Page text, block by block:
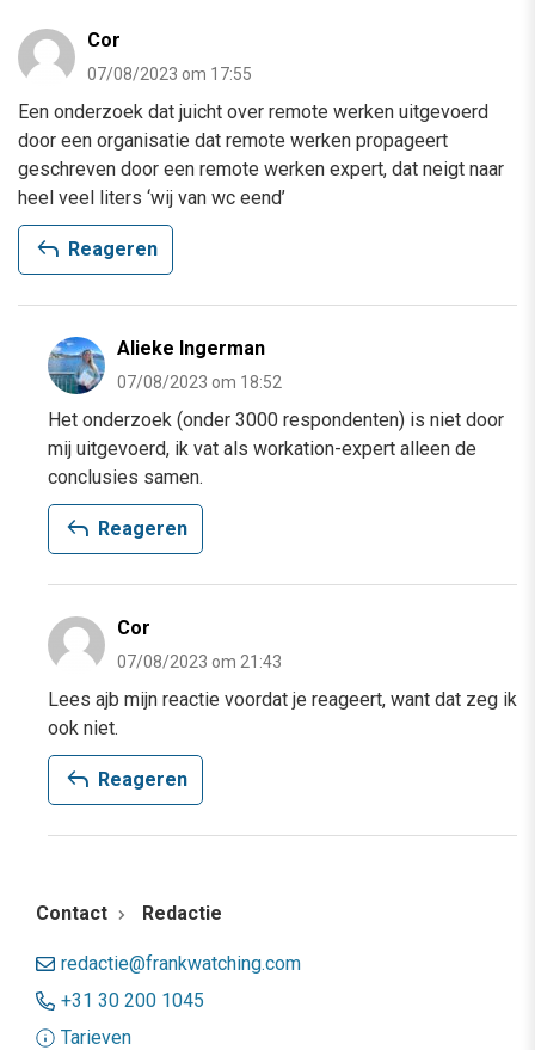
Cor
07/08/2023 om 17:55
Een onderzoek dat juicht over remote werken uitgevoerd
door een organisatie dat remote werken propageert
geschreven door een remote werken expert, dat neigt naar
heel veel liters ‘wij van wc eend’
reply Reageren
Alieke Ingerman
07/08/2023 om 18:52
Het onderzoek (onder 3000 respondenten) is niet door
mij uitgevoerd, ik vat als workation-expert alleen de
conclusies samen.
reply Reageren
Cor
07/08/2023 om 21:43
Lees ajb mijn reactie voordat je reageert, want dat zeg ik
ook niet.
reply Reageren
Contact Redactie
redactie@frankwatching.com
+31 30 200 1045
Tarieven